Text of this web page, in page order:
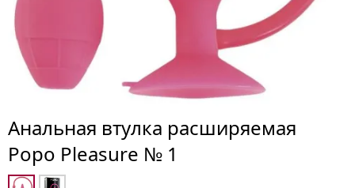
Анальная втулка расширяемая
Popo Pleasure № 1